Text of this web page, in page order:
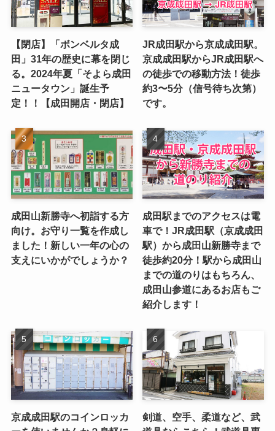
【閉店】「ボンベルタ成
田」31年の歴史に幕を閉じ
る。2024年夏「そよら成田
ニュータウン」誕生予
定！！【成田開店・閉店】
JR成田駅から京成成田駅。
京成成田駅からJR成田駅へ
の徒歩での移動方法！徒歩
約3〜5分（信号待ち次第）
です。
成田山新勝寺へ初詣する方
向け。お守り一覧を作成し
ました！新しい一年の心の
支えにいかがでしょうか？
成田駅までのアクセスは電
車で！JR成田駅（京成成田
駅）から成田山新勝寺まで
徒歩約20分！駅から成田山
までの道のりはもちろん、
成田山参道にあるお店もご
紹介します！
京成成田駅のコインロッカ
剣道、空手、柔道など、武